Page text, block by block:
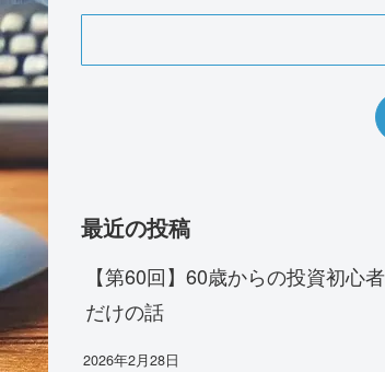
最近の投稿
【第60回】60歳からの投資初心
だけの話
2026年2月28日